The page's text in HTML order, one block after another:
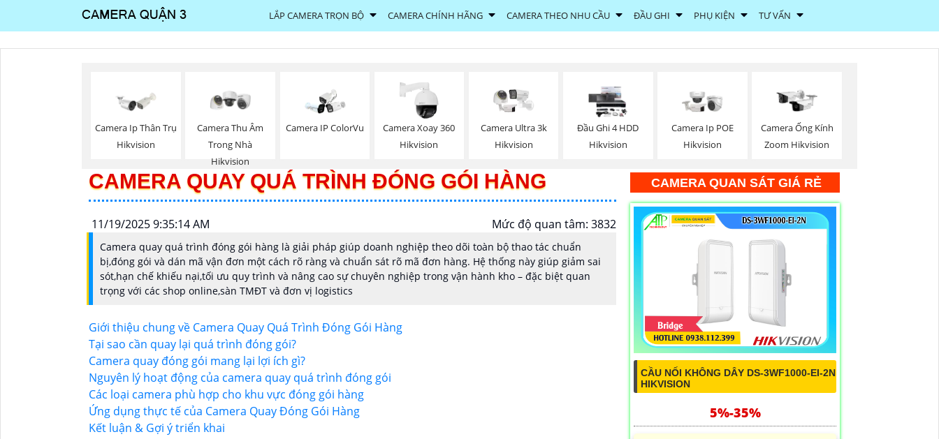
LẮP CAMERA TRỌN BỘ CAMERA CHÍNH HÃNG CAMERA THEO NHU CẦU ĐẦU GHI PHỤ KIỆN TƯ VẤN
Camera Ip Thân Trụ
Hikvision
Camera Thu Âm
Trong Nhà
Hikvision
Camera IP ColorVu
Camera Xoay 360
Hikvision
Camera Ultra 3k
Hikvision
Đầu Ghi 4 HDD
Hikvision
Camera Ip POE
Hikvision
Camera Ống Kính
Zoom Hikvision
CAMERA QUAY QUÁ TRÌNH ĐÓNG GÓI HÀNG
11/19/2025 9:35:14 AM Mức độ quan tâm: 3832
Camera quay quá trình đóng gói hàng là giải pháp giúp doanh nghiệp theo dõi toàn bộ thao tác chuẩn
bị,đóng gói và dán mã vận đơn một cách rõ ràng và chuẩn sát rõ mã đơn hàng. Hệ thống này giúp giảm sai
sót,hạn chế khiếu nại,tối ưu quy trình và nâng cao sự chuyên nghiệp trong vận hành kho – đặc biệt quan
trọng với các shop online,sàn TMĐT và đơn vị logistics
Giới thiệu chung về Camera Quay Quá Trình Đóng Gói Hàng
Tại sao cần quay lại quá trình đóng gói?
Camera quay đóng gói mang lại lợi ích gì?
Nguyên lý hoạt động của camera quay quá trình đóng gói
Các loại camera phù hợp cho khu vực đóng gói hàng
Ứng dụng thực tế của Camera Quay Đóng Gói Hàng
Kết luận & Gợi ý triển khai
CAMERA QUAN SÁT GIÁ RẺ
CẦU NỐI KHÔNG DÂY DS-3WF1000-EI-2N
HIKVISION
5%-35%